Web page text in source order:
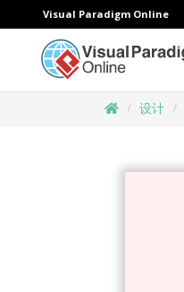
Visual Paradigm Online
设计